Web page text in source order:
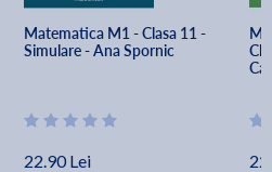
Matematica M1 - Clasa 11 -
Simulare - Ana Spornic
22.90 Lei